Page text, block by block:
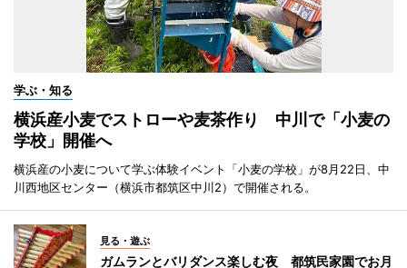
学ぶ・知る
横浜産小麦でストローや麦茶作り 中川で「小麦の
学校」開催へ
横浜産の小麦について学ぶ体験イベント「小麦の学校」が8月22日、中
川西地区センター（横浜市都筑区中川2）で開催される。
見る・遊ぶ
ガムランとバリダンス楽しむ夜 都筑民家園でお月